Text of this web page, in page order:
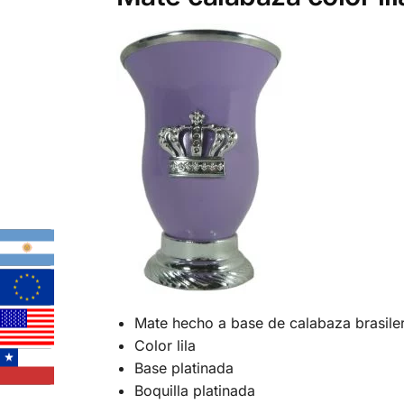
Mate hecho a base de calabaza
Color lila
Base platinada
Boquilla platinada